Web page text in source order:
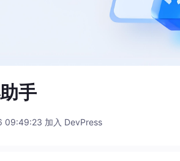
手
09:49:23 加入 DevPress